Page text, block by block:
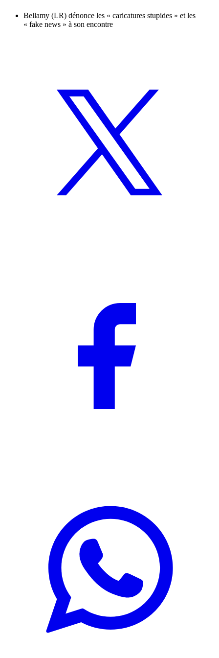
Bellamy (LR) dénonce les « caricatures stupides » et les
« fake news » à son encontre